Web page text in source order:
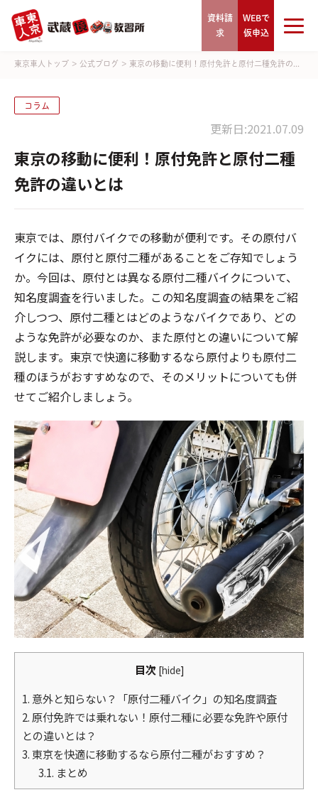
資料請
求
WEBで
仮申込
東京車人トップ > 公式ブログ > 東京の移動に便利！原付免許と原付二種免許の...
コラム
更新日:2021.07.09
東京の移動に便利！原付免許と原付二種
免許の違いとは
東京では、原付バイクでの移動が便利です。その原付バ
イクには、原付と原付二種があることをご存知でしょう
か。今回は、原付とは異なる原付二種バイクについて、
知名度調査を行いました。この知名度調査の結果をご紹
介しつつ、原付二種とはどのようなバイクであり、どの
ような免許が必要なのか、また原付との違いについて解
説します。東京で快適に移動するなら原付よりも原付二
種のほうがおすすめなので、そのメリットについても併
せてご紹介しましょう。
目次 [hide]
1. 意外と知らない？「原付二種バイク」の知名度調査
2. 原付免許では乗れない！原付二種に必要な免許や原付
との違いとは？
3.東京を快適に移動するなら原付二種がおすすめ？
3.1. まとめ